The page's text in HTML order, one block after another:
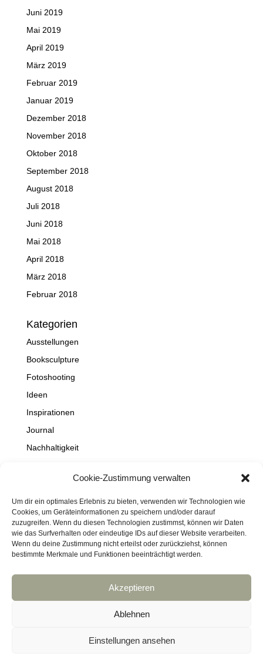
Cookie-Zustimmung verwalten
Um dir ein optimales Erlebnis zu bieten, verwenden wir Technologien wie
Cookies, um Geräteinformationen zu speichern und/oder darauf
zuzugreifen. Wenn du diesen Technologien zustimmst, können wir Daten
wie das Surfverhalten oder eindeutige IDs auf dieser Website verarbeiten.
Wenn du deine Zustimmung nicht erteilst oder zurückziehst, können
bestimmte Merkmale und Funktionen beeinträchtigt werden.
Akzeptieren
Ablehnen
Einstellungen ansehen
Juni 2019
Mai 2019
April 2019
März 2019
Februar 2019
Januar 2019
Dezember 2018
November 2018
Oktober 2018
September 2018
August 2018
Juli 2018
Juni 2018
Mai 2018
April 2018
März 2018
Februar 2018
Kategorien
Ausstellungen
Booksculpture
Fotoshooting
Ideen
Inspirationen
Journal
Nachhaltigkeit
Projekte
Schaufenster
Travel
Datenschutz
Haftungsausschluss